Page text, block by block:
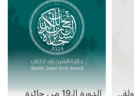
الدورة الـ19 من جائزة